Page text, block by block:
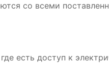
со всеми
есть доступ к